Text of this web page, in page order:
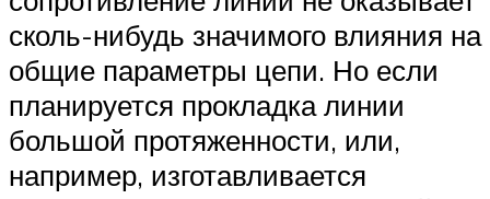
сколь-нибудь значимого влияния на
общие параметры цепи. Но если
планируется прокладка линии
большой протяженности, или,
например, изготавливается